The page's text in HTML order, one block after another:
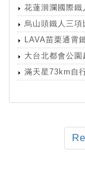
花蓮洄瀾國際鐵
烏山頭鐵人三項
LAVA苗栗通霄
大台北都會公園
滿天星73km自